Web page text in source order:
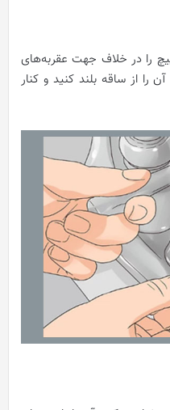
را در خلاف جهت عقربه‌های
از ساقه بلند کنید و کنار